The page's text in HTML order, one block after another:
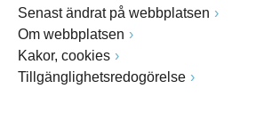
Senast ändrat på webbplatsen
Om webbplatsen
Kakor, cookies
Tillgänglighetsredogörelse